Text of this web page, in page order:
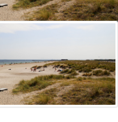
erhvervskonto